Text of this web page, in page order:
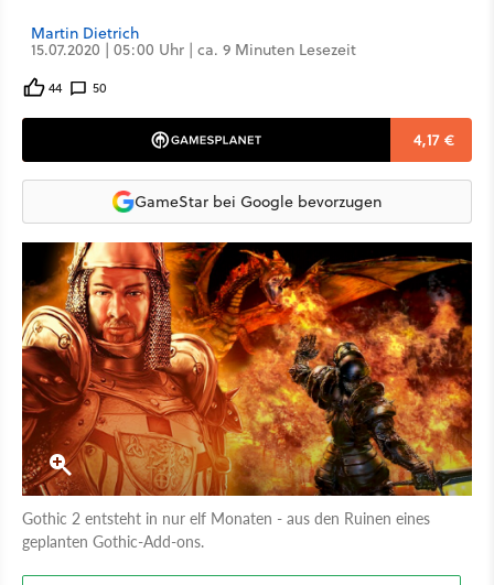
Martin Dietrich
15.07.2020 | 05:00 Uhr | ca. 9 Minuten Lesezeit
44 50
4,17 €
GameStar bei Google bevorzugen
Gothic 2 entsteht in nur elf Monaten - aus den Ruinen eines
geplanten Gothic-Add-ons.